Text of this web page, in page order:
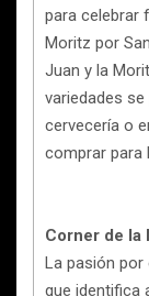
para celebrar
Moritz por
Juan y la
variedades
cervecería o
comprar para
Corner de la
La pasión
que identifica